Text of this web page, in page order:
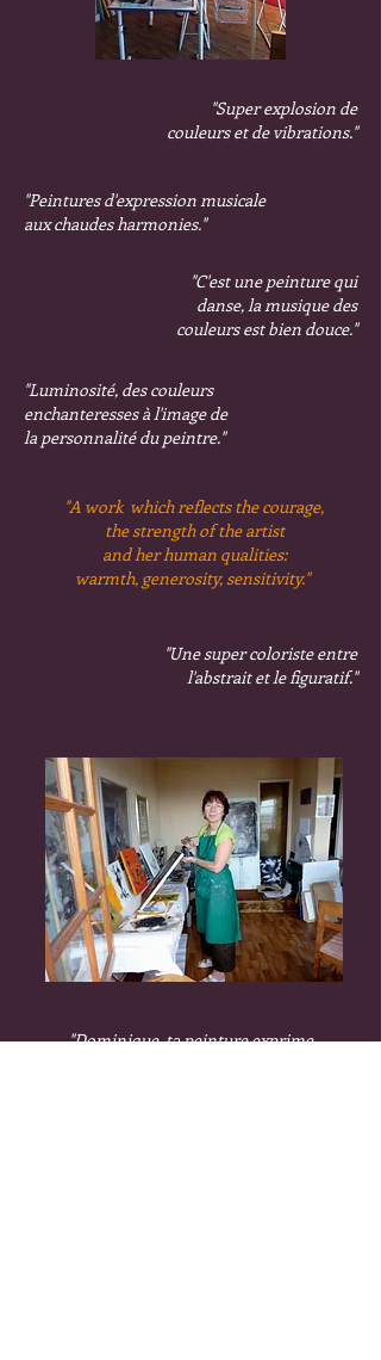
"Super explosion de
couleurs et de vibrations."
"Peintures d'expression musicale
aux chaudes harmonies."
"C'est une peinture qui
danse, la musique des
couleurs est bien douce."
"Luminosité, des couleurs
enchanteresses à l'image de
la personnalité du peintre."
"A work which reflects the courage,
the strength of the artist
and her human qualities:
warmth, generosity, sensitivity."
"Une super coloriste entre
l'abstrait et le figuratif."
"Dominique, tapeinture exprime